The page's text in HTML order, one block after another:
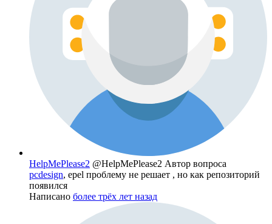
HelpMePlease2 @HelpMePlease2 Автор вопроса
pcdesign, epel проблему не решает , но как репозиторий
появился
Написано более трёх лет назад